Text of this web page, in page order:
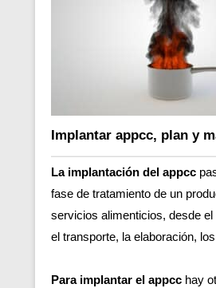
Implantar appcc, plan y
La implantación del appcc
fase de tratamiento de un
servicios alimenticios, desde
el transporte, la elaboración,
Para implantar el appcc hay